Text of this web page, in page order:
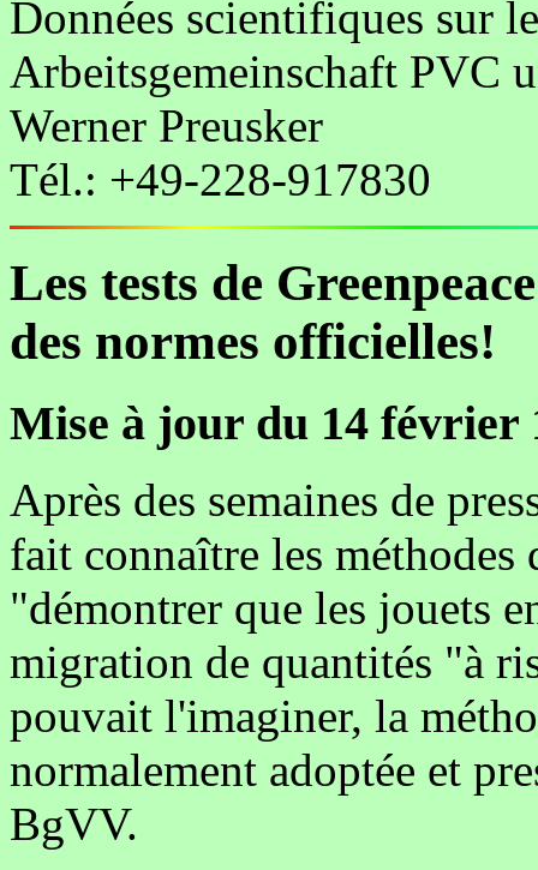
Données scientifiques sur
Arbeitsgemeinschaft PVC
Werner Preusker
Tél.: +49-228-917830
Les tests de
des normes officielles!
Mise à jour du 14 février
Après des semaines de
fait connaître les méthodes
"démontrer que les jouets
migration de quantités "à
pouvait l'imaginer, la
normalement adoptée et
BgVV.